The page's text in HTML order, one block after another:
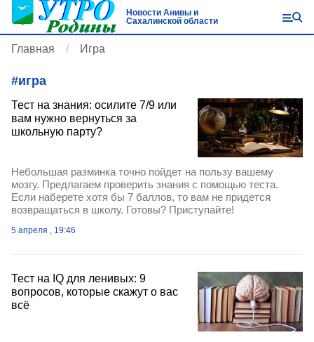
Новости Анивы и
Сахалинской области
Главная Игра
#игра
Тест на знания: осилите 7/9 или
вам нужно вернуться за
школьную парту?
Небольшая разминка точно пойдет на пользу вашему
мозгу. Предлагаем проверить знания с помощью теста.
Если наберете хотя бы 7 баллов, то вам не придется
возвращаться в школу. Готовы? Приступайте!
5 апреля , 19:46
Тест на IQ для ленивых: 9
вопросов, которые скажут о вас
всё